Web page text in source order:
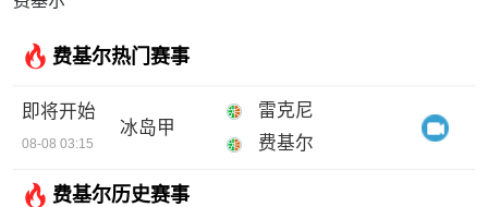
费基尔热门赛事
即将开始
08-08 03:15
冰岛甲
雷克尼
费基尔
费基尔历史赛事